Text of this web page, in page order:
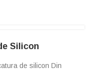
Silicon
de silicon Din